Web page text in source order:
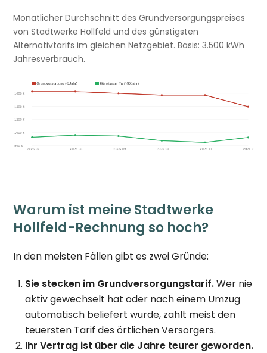
Monatlicher Durchschnitt des Grundversorgungspreises
von Stadtwerke Hollfeld und des günstigsten
Alternativtarifs im gleichen Netzgebiet. Basis: 3.500 kWh
Jahresverbrauch.
Warum ist meine Stadtwerke
Hollfeld-Rechnung so hoch?
In den meisten Fällen gibt es zwei Gründe:
Sie stecken im Grundversorgungstarif.Wer nie
aktiv gewechselt hat oder nach einem Umzug
automatisch beliefert wurde, zahlt meist den
teuersten Tarif des örtlichen Versorgers.
Ihr Vertrag ist über die Jahre teurer geworden.